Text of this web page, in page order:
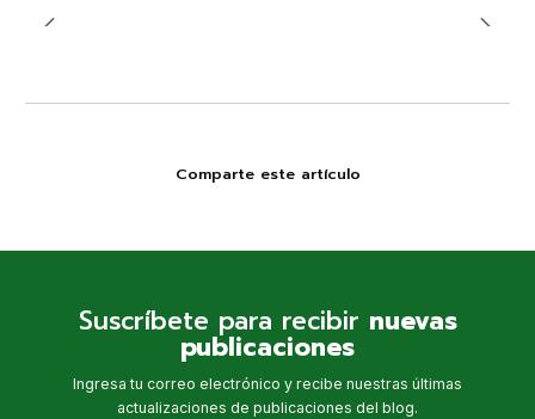
Comparte este artículo
Suscríbete para recibir nuevas
publicaciones
Ingresa tu correo electrónico y recibe nuestras últimas
actualizaciones de publicaciones del blog.